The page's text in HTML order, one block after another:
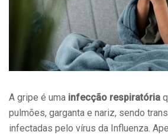
A gripe é uma infecção respiratória
pulmões, garganta e nariz, sendo
infectadas pelo vírus da Influenza.